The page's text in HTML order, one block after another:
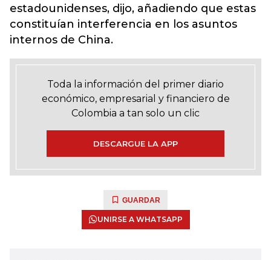
estadounidenses, dijo, añadiendo que estas
constituían interferencia en los asuntos
internos de China.
Toda la información del primer diario
económico, empresarial y financiero de
Colombia a tan solo un clic
DESCARGUE LA APP
GUARDAR
UNIRSE A WHATSAPP